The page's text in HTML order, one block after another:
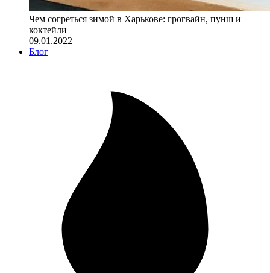
Чем согреться зимой в Харькове: грогвайн, пунш и
коктейли
09.01.2022
Блог